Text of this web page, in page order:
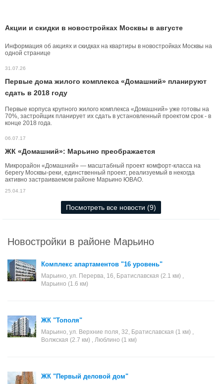
Акции и скидки в новостройках Москвы в августе
Информация об акциях и скидках на квартиры в новостройках Москвы на
одной странице
31.07.26
Первые дома жилого комплекса «Домашний» планируют
сдать в 2018 году
Первые корпуса крупного жилого комплекса «Домашний» уже готовы на
70%, застройщик планирует их сдать в установленный проектом срок - в
конце 2018 года.
06.07.17
ЖК «Домашний»: Марьино преображается
Микрорайон «Домашний» — масштабный проект комфорт-класса на
берегу Москвы-реки, единственный проект, реализуемый в некогда
активно застраиваемом районе Марьино ЮВАО.
25.04.17
Посмотреть все новости (9)
Новостройки в районе Марьино
Комплекс апартаментов "16 уровень"
Марьино, ул. Перерва, 16, Братиславская (2.1 км) ,
Марьино (1.6 км)
ЖК "Тополя"
Марьино, ул. Верхние поля, 32, Братиславская (1 км) ,
Волжская (2.7 км) , Люблино (1 км)
ЖК "Первый деловой дом"